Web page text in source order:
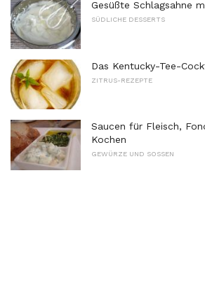
Gesüßte Schlagsahne
SÜDLICHE DESSERTS
Das Kentucky-Tee-
ZITRUS-REZEPTE
Saucen für Fleisch,
Kochen
GEWÜRZE UND SOSSEN